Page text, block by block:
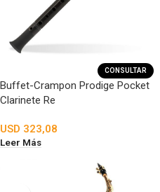
CONSULTAR
Buffet-Crampon Prodige Pocket
Clarinete Re
USD 323,08
Leer Más